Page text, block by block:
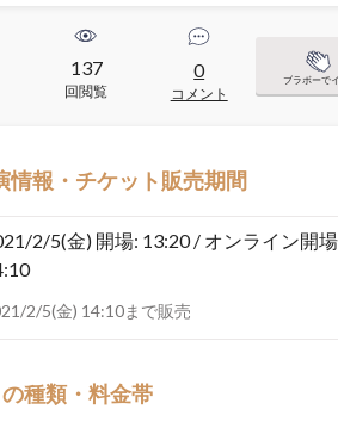
137
回閲覧
0
コメント
ブラボーで
情報・チケット販売期間
2/5(金) 開場: 13:20 / オンライン開
2/5(金) 14:10まで販売
種類・料金帯